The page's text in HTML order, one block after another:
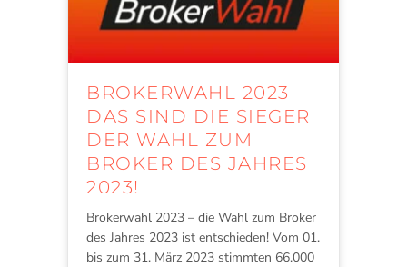
BROKERWAHL 2023 –
DAS SIND DIE SIEGER
DER WAHL ZUM
BROKER DES JAHRES
2023!
Brokerwahl 2023 – die Wahl zum Broker
des Jahres 2023 ist entschieden! Vom 01.
bis zum 31. März 2023 stimmten 66.000